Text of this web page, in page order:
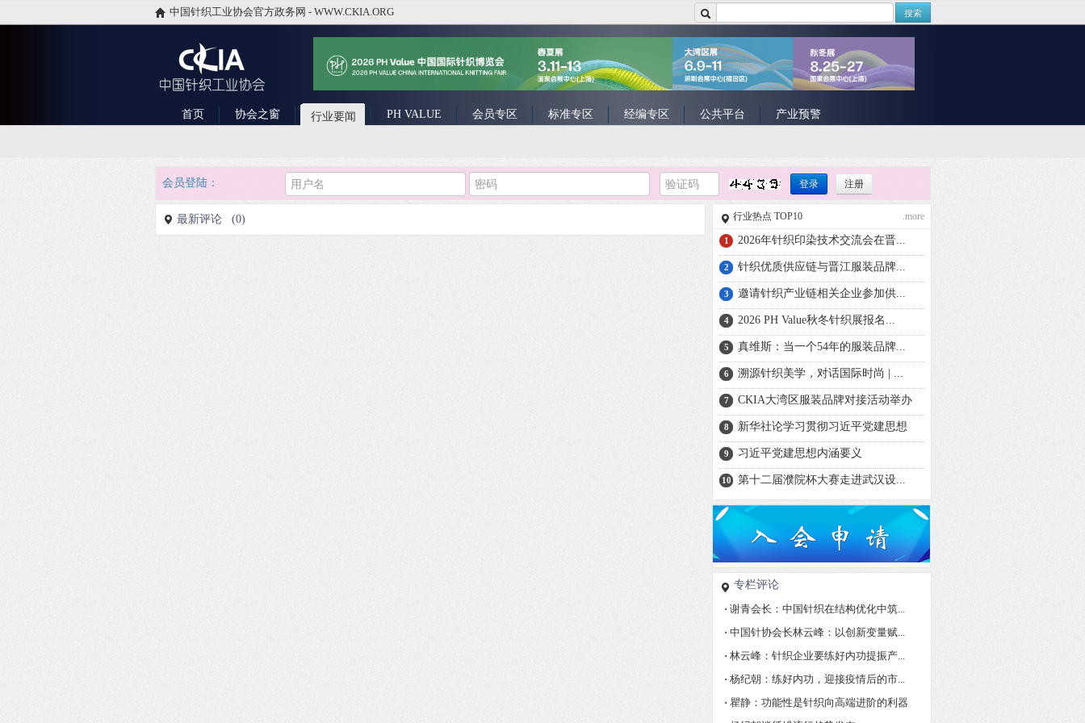
中国针织工业协会官方政务网 - WWW.CKIA.ORG 搜索
首页 协会之窗 行业要闻 PH VALUE 会员专区 标准专区 经编专区 公共平台 产业预警
会员登陆： 注册
最新评论 (0) 行业热点 TOP10 .more
1 2026年针织印染技术交流会在晋...
2 针织优质供应链与晋江服装品牌...
3 邀请针织产业链相关企业参加供...
4 2026 PH Value秋冬针织展报名...
5 真维斯：当一个54年的服装品牌...
6 溯源针织美学，对话国际时尚 | ...
7 CKIA大湾区服装品牌对接活动举办
8 新华社论学习贯彻习近平党建思想
9 习近平党建思想内涵要义
10 第十二届濮院杯大赛走进武汉设...
专栏评论
· 谢青会长：中国针织在结构优化中筑...
· 中国针协会长林云峰：以创新变量赋...
· 林云峰：针织企业要练好内功提振产...
· 杨纪朝：练好内功，迎接疫情后的市...
· 瞿静：功能性是针织向高端进阶的利器